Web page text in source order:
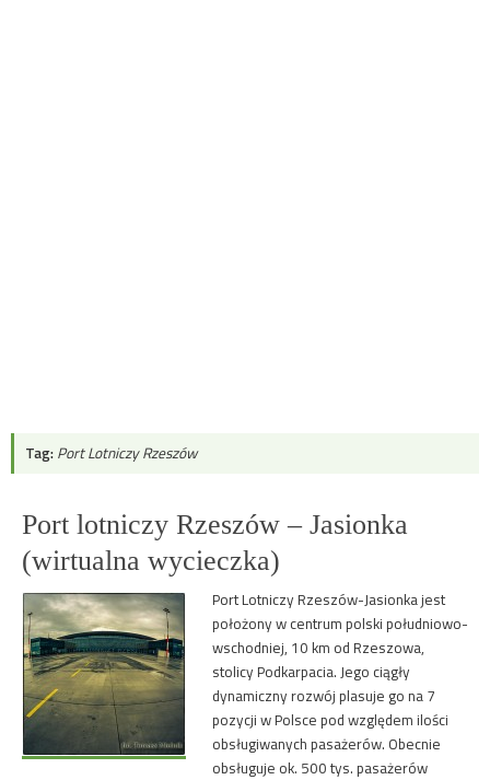
Tag: Port Lotniczy Rzeszów
Port lotniczy Rzeszów – Jasionka
(wirtualna wycieczka)
Port Lotniczy Rzeszów-Jasionka jest
położony w centrum polski południowo-
wschodniej, 10 km od Rzeszowa,
stolicy Podkarpacia. Jego ciągły
dynamiczny rozwój plasuje go na 7
pozycji w Polsce pod względem ilości
obsługiwanych pasażerów. Obecnie
obsługuje ok. 500 tys. pasażerów